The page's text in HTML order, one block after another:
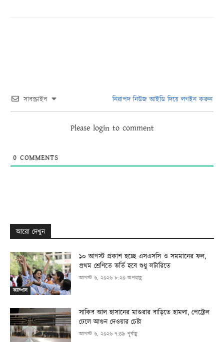
সাবস্ক্রাইব নিরাপদ নিউজ আইডি দিয়ে লগইন করুন
Please login to comment
0 COMMENTS
আরো দেখুন
ক্যাম্পাস
১০ আগস্ট প্রকাশ হচ্ছে এসএসসি ও সমমানের ফল,
প্রথম শ্রেণিতে ভর্তি হবে শুধু লটারিতে
আগস্ট ৬, ২০২৬ ৮:২০ অপরাহ্ণ
সাকিব আল হাসানের মাগুরার বাড়িতে হামলা, পেট্রোল
ঢেলে আগুন দেওয়ার চেষ্টা
আগস্ট ৬, ২০২৬ ৭:৪৯ পূর্বাহ্ণ